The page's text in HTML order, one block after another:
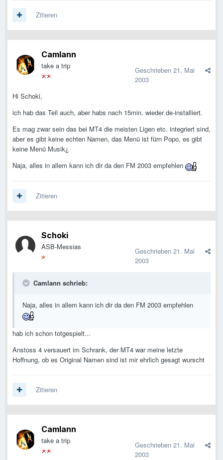
Zitieren
Camlann
take a trip Geschrieben 21. Mai
2003
Hi Schoki,
ich hab das Teil auch, aber habs nach 15min. wieder de-installiert.
Es mag zwar sein das bei MT4 die meisten Ligen etc. integriert sind,
aber es gibt keine echten Namen, das Menü ist fürn Popo, es gibt
keine Menü Musik¿
Naja, alles in allem kann ich dir da den FM 2003 empfehlen
Zitieren
Schoki
ASB-Messias Geschrieben 21. Mai
2003
Camlann schrieb:
Naja, alles in allem kann ich dir da den FM 2003 empfehlen
hab ich schon totgespielt...
Anstoss 4 versauert im Schrank, der MT4 war meine letzte
Hoffnung, ob es Original Namen sind ist mir ehrlich gesagt wurscht
Zitieren
Camlann
take a trip Geschrieben 21. Mai
2003